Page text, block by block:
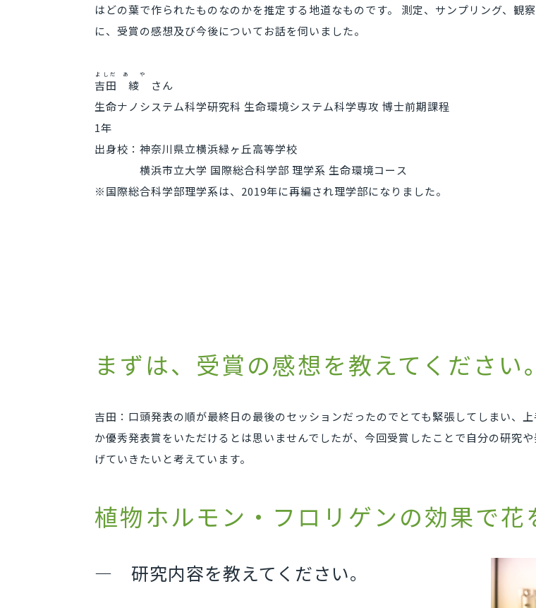
はどの葉で作られたものなのかを推定する地道なものです。 測定、サンプリング、観
に、受賞の感想及び今後についてお話を伺いました。
吉田
よしだ
綾
あや
さん
生命ナノシステム科学研究科 生命環境システム科学専攻 博士前期課程
1年
出身校：神奈川県立横浜緑ヶ丘高等学校
横浜市立大学 国際総合科学部 理学系 生命環境コース
※国際総合科学部理学系は、2019年に再編され理学部になりました。
まずは、受賞の感想を教えてください。
吉田：口頭発表の順が最終日の最後のセッションだったのでとても緊張してしまい、
か優秀発表賞をいただけるとは思いませんでしたが、今回受賞したことで自分の研究
げていきたいと考えています。
植物ホルモン・フロリゲンの効果で花
— 研究内容を教えてください。